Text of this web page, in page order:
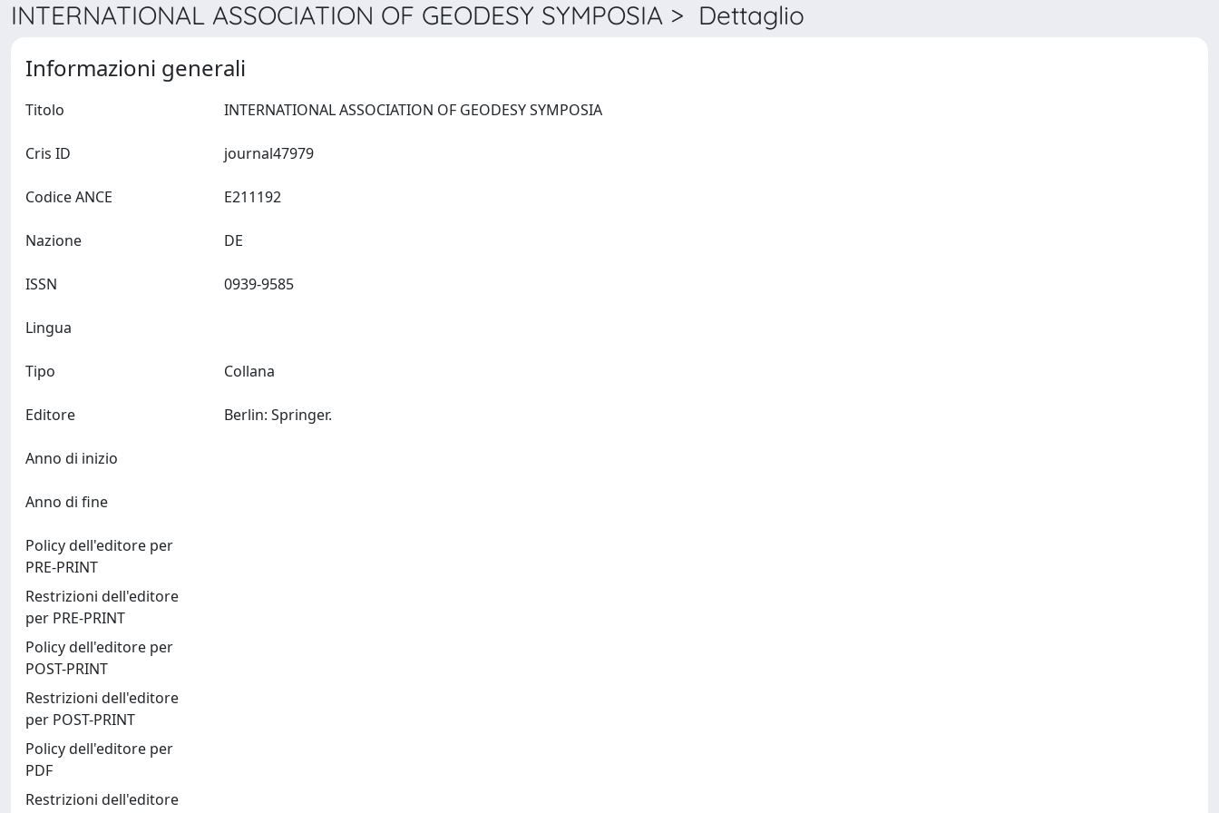
INTERNATIONAL ASSOCIATION OF GEODESY SYMPOSIA > Dettaglio
Informazioni generali
Titolo
Cris ID
Codice ANCE
Nazione
ISSN
Lingua
Tipo Collana
Editore
Anno di inizio
Anno di fine
Policy dell'editore per
PRE-PRINT
Restrizioni dell'editore
per PRE-PRINT
Policy dell'editore per
POST-PRINT
Restrizioni dell'editore
per POST-PRINT
Policy dell'editore per
PDF
Restrizioni dell'editore